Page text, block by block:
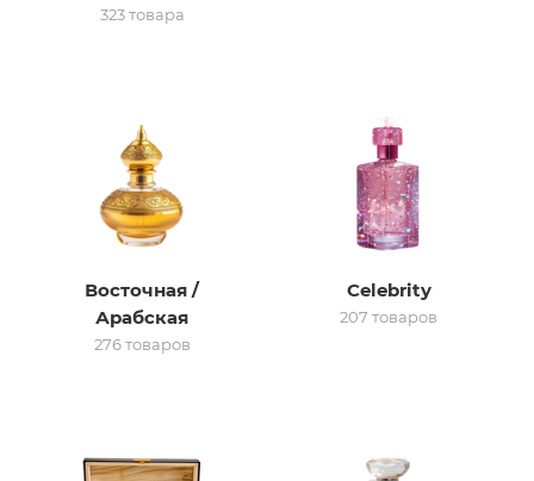
сертификат
323 товара
Восточная /
Арабская
276 товаров
Celebrity
207 товаров